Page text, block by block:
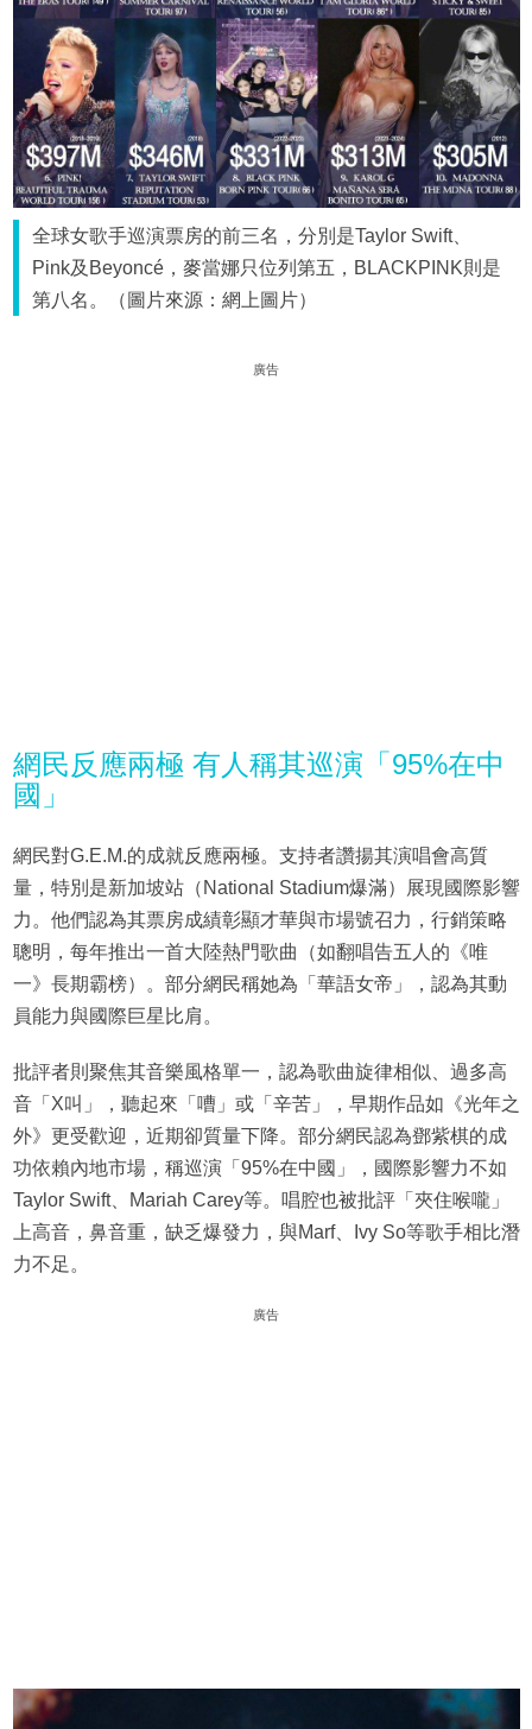
全球女歌手巡演票房的前三名，分別是Taylor Swift、
Pink及Beyoncé，麥當娜只位列第五，BLACKPINK則是
第八名。（圖片來源：網上圖片）
廣告
網民反應兩極 有人稱其巡演「95%在中
國」
網民對G.E.M.的成就反應兩極。支持者讚揚其演唱會高質
量，特別是新加坡站（National Stadium爆滿）展現國際影響
力。他們認為其票房成績彰顯才華與市場號召力，行銷策略
聰明，每年推出一首大陸熱門歌曲（如翻唱告五人的《唯
一》長期霸榜）。部分網民稱她為「華語女帝」，認為其動
員能力與國際巨星比肩。
批評者則聚焦其音樂風格單一，認為歌曲旋律相似、過多高
音「X叫」，聽起來「嘈」或「辛苦」，早期作品如《光年之
外》更受歡迎，近期卻質量下降。部分網民認為鄧紫棋的成
功依賴內地市場，稱巡演「95%在中國」，國際影響力不如
Taylor Swift、Mariah Carey等。唱腔也被批評「夾住喉嚨」
上高音，鼻音重，缺乏爆發力，與Marf、Ivy So等歌手相比潛
力不足。
廣告